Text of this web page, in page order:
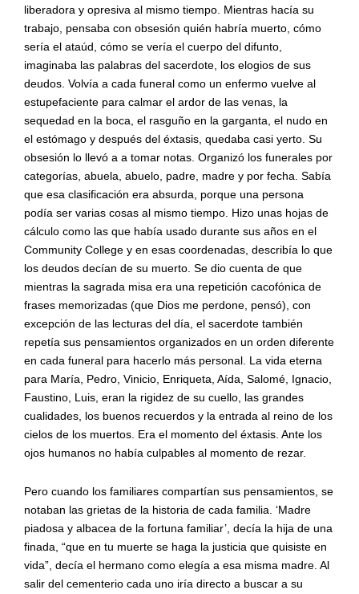
liberadora y opresiva al mismo tiempo. Mientras hacía su
trabajo, pensaba con obsesión quién habría muerto, cómo
sería el ataúd, cómo se vería el cuerpo del difunto,
imaginaba las palabras del sacerdote, los elogios de sus
deudos. Volvía a cada funeral como un enfermo vuelve al
estupefaciente para calmar el ardor de las venas, la
sequedad en la boca, el rasguño en la garganta, el nudo en
el estómago y después del éxtasis, quedaba casi yerto. Su
obsesión lo llevó a a tomar notas. Organizó los funerales por
categorías, abuela, abuelo, padre, madre y por fecha. Sabía
que esa clasificación era absurda, porque una persona
podía ser varias cosas al mismo tiempo. Hizo unas hojas de
cálculo como las que había usado durante sus años en el
Community College y en esas coordenadas, describía lo que
los deudos decían de su muerto. Se dio cuenta de que
mientras la sagrada misa era una repetición cacofónica de
frases memorizadas (que Dios me perdone, pensó), con
excepción de las lecturas del día, el sacerdote también
repetía sus pensamientos organizados en un orden diferente
en cada funeral para hacerlo más personal. La vida eterna
para María, Pedro, Vinicio, Enriqueta, Aída, Salomé, Ignacio,
Faustino, Luis, eran la rigidez de su cuello, las grandes
cualidades, los buenos recuerdos y la entrada al reino de los
cielos de los muertos. Era el momento del éxtasis. Ante los
ojos humanos no había culpables al momento de rezar.
Pero cuando los familiares compartían sus pensamientos, se
notaban las grietas de la historia de cada familia. ‘Madre
piadosa y albacea de la fortuna familiar’, decía la hija de una
finada, “que en tu muerte se haga la justicia que quisiste en
vida”, decía el hermano como elegía a esa misma madre. Al
salir del cementerio cada uno iría directo a buscar a su